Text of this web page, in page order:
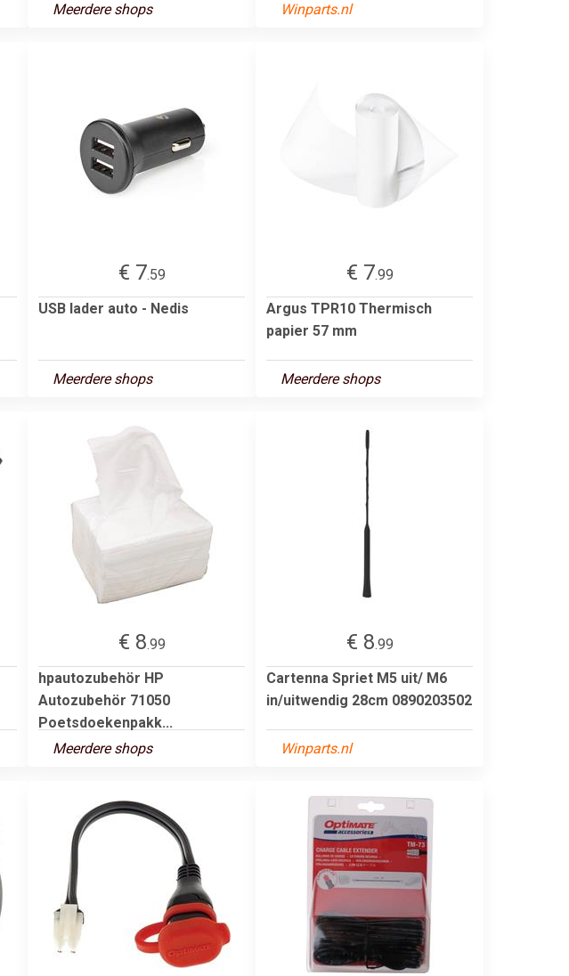
Meerdere shops Winparts.nl
€ 7.59
USB lader auto - Nedis
Meerdere shops
€ 7.99
Argus TPR10 Thermisch
papier 57 mm
Meerdere shops
€ 8.99
hpautozubehör HP
Autozubehör 71050
Poetsdoekenpakk...
Meerdere shops
€ 8.99
Cartenna Spriet M5 uit/ M6
in/uitwendig 28cm 0890203502
Winparts.nl